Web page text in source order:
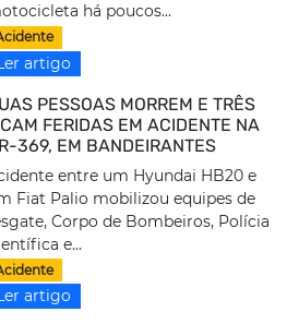
há poucos...
artigo
PESSOAS MORREM E TRÊS
FERIDAS EM ACIDENTE NA
369, EM BANDEIRANTES
entre um Hyundai HB20 e
Fiat Palio mobilizou equipes de
Corpo de Bombeiros, Polícia
e...
artigo